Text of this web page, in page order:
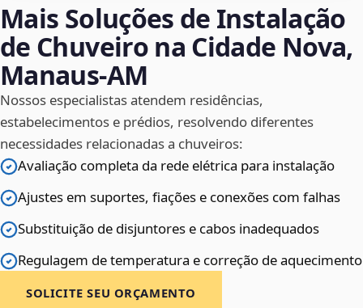
Mais Soluções de Instalação
de Chuveiro na Cidade Nova,
Manaus‑AM
Nossos especialistas atendem residências,
estabelecimentos e prédios, resolvendo diferentes
necessidades relacionadas a chuveiros:
Avaliação completa da rede elétrica para instalação
Ajustes em suportes, fiações e conexões com falhas
Substituição de disjuntores e cabos inadequados
Regulagem de temperatura e correção de aquecimento
SOLICITE SEU ORÇAMENTO